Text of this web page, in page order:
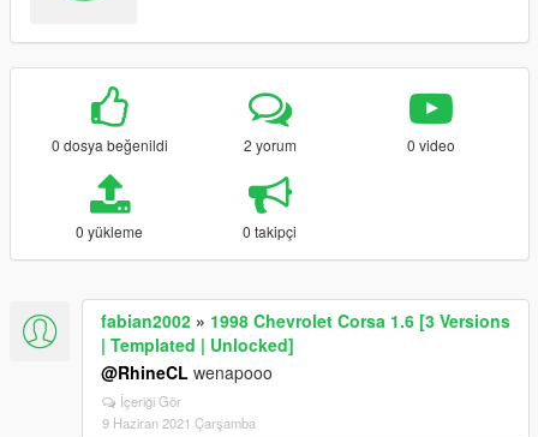
0 dosya beğenildi 2 yorum 0 video
0 yükleme 0 takipçi
fabian2002 » 1998 Chevrolet Corsa 1.6 [3 Versions
| Templated | Unlocked]
@RhineCL wenapooo
İçeriği Gör
9 Haziran 2021 Çarşamba